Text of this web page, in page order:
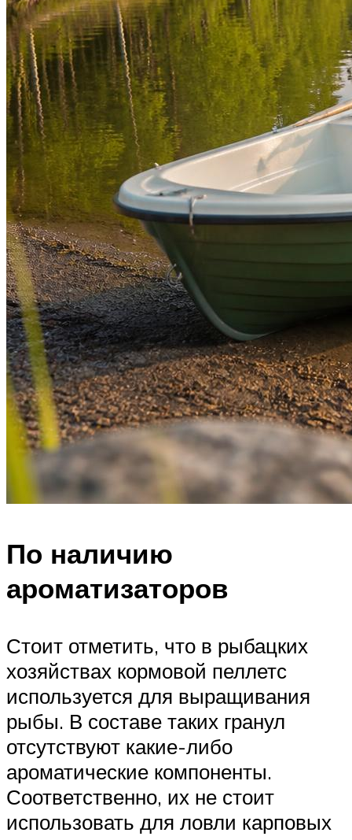
По наличию
ароматизаторов
Стоит отметить, что в рыбацких
хозяйствах кормовой пеллетс
используется для выращивания
рыбы. В составе таких гранул
отсутствуют какие-либо
ароматические компоненты.
Соответственно, их не стоит
использовать для ловли карповых